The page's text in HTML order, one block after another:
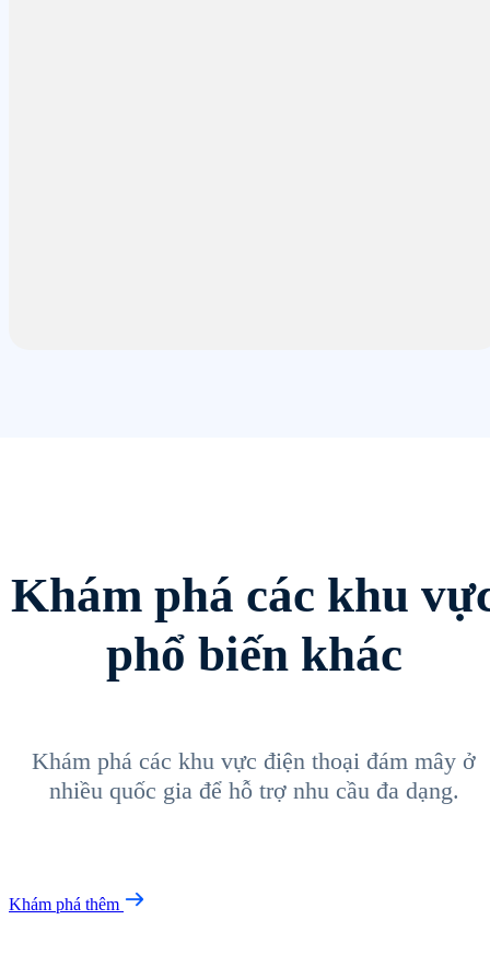
Khám phá các khu
phổ biến khác
Khám phá các khu vực điện thoại đám mây ở
nhiều quốc gia để hỗ trợ nhu cầu đa dạng.
Khám phá thêm